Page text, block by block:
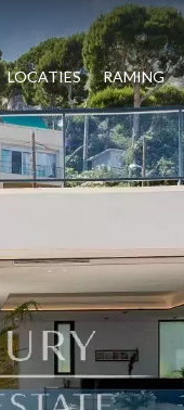
LOCATIES RAMING